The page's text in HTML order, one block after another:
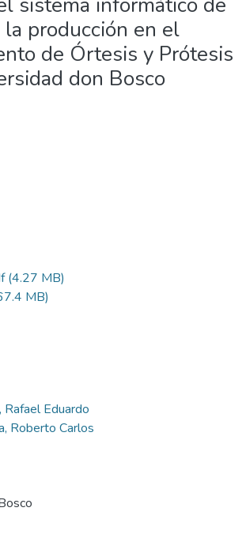
producción en el
de Órtesis y Prótesis
don Bosco
(4.27 MB)
MB)
Rafael Eduardo
Roberto Carlos